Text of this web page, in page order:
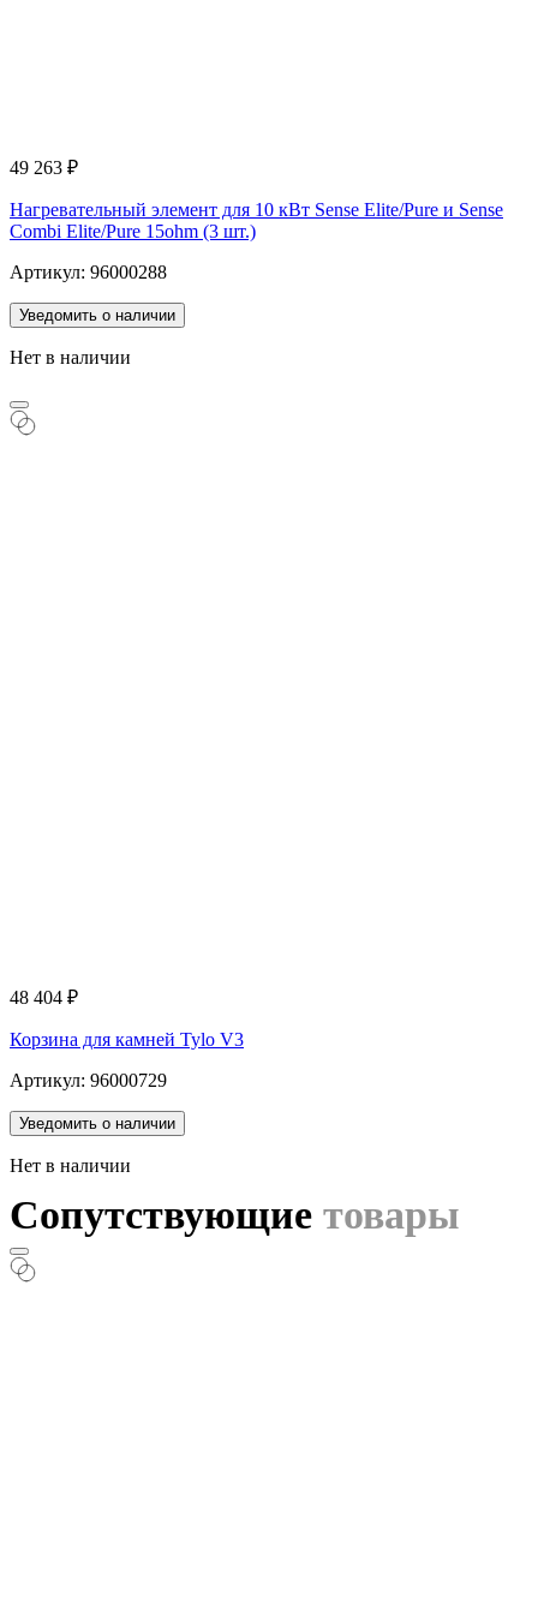
49 263 ₽
Нагревательный элемент для 10 кВт Sense Elite/Pure и Sense
Combi Elite/Pure 15ohm (3 шт.)
Артикул: 96000288
Уведомить о наличии
Нет в наличии
48 404 ₽
Корзина для камней Tylo V3
Артикул: 96000729
Уведомить о наличии
Нет в наличии
Сопутствующие товары